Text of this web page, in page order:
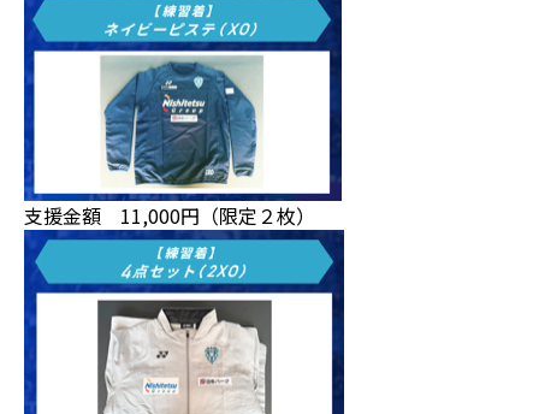
支援金額 11,000円（限定２枚）